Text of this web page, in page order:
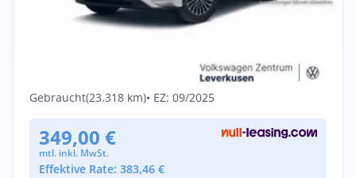
Privat & Gewerbe
Volkswagen Tayron eHybrid Elegance
204 PS (150 kW)
Gebraucht(23.318 km)• EZ: 09/2025
349,00 €
mtl. inkl. MwSt.
Effektive Rate: 383,46 €